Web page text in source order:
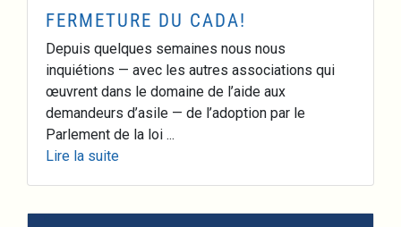
FERMETURE DU CADA!
Depuis quelques semaines nous nous
inquiétions — avec les autres associations qui
œuvrent dans le domaine de l’aide aux
demandeurs d’asile — de l’adoption par le
Parlement de la loi ...
Lire la suite